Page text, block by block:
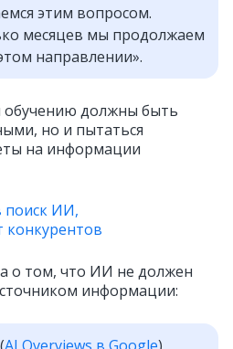
этим вопросом.
месяцев мы продолжаем
направлении».
должны быть
но и пытаться
на информации
поиск ИИ,
конкурентов
о том, что ИИ не должен
информации:
AI Overviews в Google)